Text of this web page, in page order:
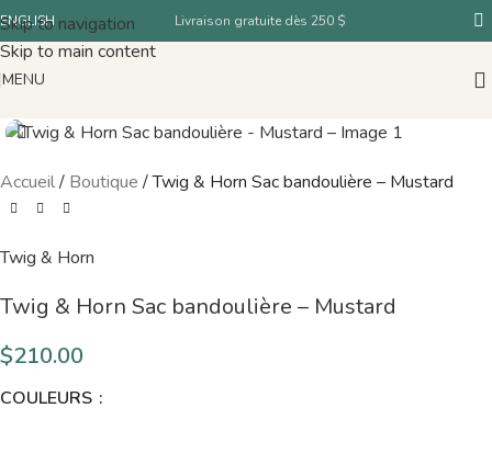
Skip to navigation
Skip to main content
ENGLISH Livraison gratuite dès 250 $
MENU
Accueil/ Boutique /Twig & Horn Sac bandoulière – Mustard
Twig & Horn
Twig & Horn Sac bandoulière – Mustard
$210.00
COULEURS